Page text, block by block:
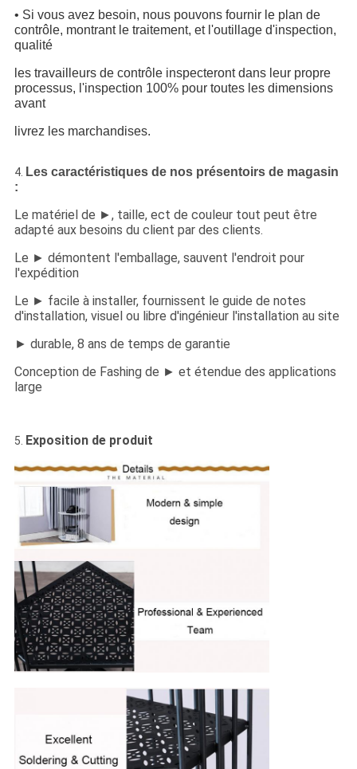
• Si vous avez besoin, nous pouvons fournir le plan de
contrôle, montrant le traitement, et l'outillage d'inspection,
qualité
les travailleurs de contrôle inspecteront dans leur propre
processus, l'inspection 100% pour toutes les dimensions
avant
livrez les marchandises.
4. Les caractéristiques de nos présentoirs de magasin
:
Le matériel de ►, taille, ect de couleur tout peut être
adapté aux besoins du client par des clients.
Le ► démontent l'emballage, sauvent l'endroit pour
l'expédition
Le ► facile à installer, fournissent le guide de notes
d'installation, visuel ou libre d'ingénieur l'installation au site
► durable, 8 ans de temps de garantie
Conception de Fashing de ► et étendue des applications
large
5. Exposition de produit